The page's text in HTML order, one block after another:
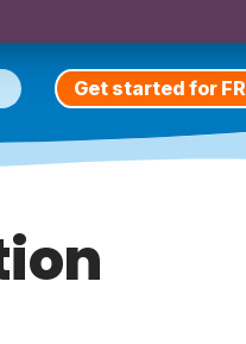
Get started for